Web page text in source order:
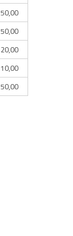
50,00
50,00
20,00
10,00
50,00